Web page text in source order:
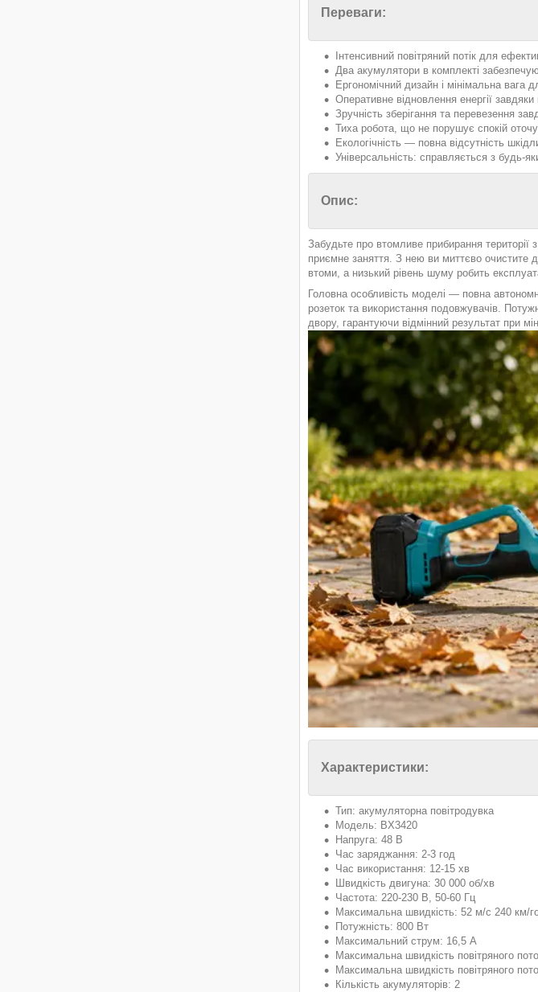
Переваги:
Інтенсивний повітряний потік для
Два акумулятори в комплекті
Ергономічний дизайн і мінімальна вага
Оперативне відновлення енергії завдяки
Зручність зберігання та перевезення
Тиха робота, що не порушує спокій
Екологічність — повна відсутність
Універсальність: справляється з будь-
Опис:
Забудьте про втомливе прибирання
приємне заняття. З нею ви миттєво очистите
втоми, а низький рівень шуму робить
Головна особливість моделі — повна
розеток та використання подовжувачів.
двору, гарантуючи відмінний результат при
Характеристики:
Тип: акумуляторна повітродувка
Модель: BX3420
Напруга: 48 В
Час заряджання: 2-3 год
Час використання: 12-15 хв
Швидкість двигуна: 30 000 об/хв
Частота: 220-230 В, 50-60 Гц
Максимальна швидкість: 52 м/с 240 км/
Потужність: 800 Вт
Максимальний струм: 16,5 А
Максимальна швидкість повітряного
Максимальна швидкість повітряного
Кількість акумуляторів: 2